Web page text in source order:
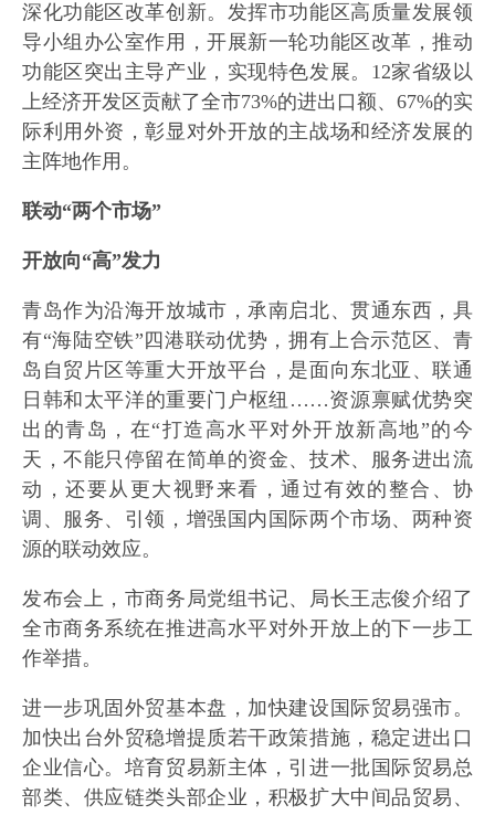
深化功能区改革创新。发挥市功能区高质量发展领
导小组办公室作用，开展新一轮功能区改革，推动
功能区突出主导产业，实现特色发展。12家省级以
上经济开发区贡献了全市73%的进出口额、67%的实
际利用外资，彰显对外开放的主战场和经济发展的
主阵地作用。
联动“两个市场”
开放向“高”发力
青岛作为沿海开放城市，承南启北、贯通东西，具
有“海陆空铁”四港联动优势，拥有上合示范区、青
岛自贸片区等重大开放平台，是面向东北亚、联通
日韩和太平洋的重要门户枢纽……资源禀赋优势突
出的青岛，在“打造高水平对外开放新高地”的今
天，不能只停留在简单的资金、技术、服务进出流
动，还要从更大视野来看，通过有效的整合、协
调、服务、引领，增强国内国际两个市场、两种资
源的联动效应。
发布会上，市商务局党组书记、局长王志俊介绍了
全市商务系统在推进高水平对外开放上的下一步工
作举措。
进一步巩固外贸基本盘，加快建设国际贸易强市。
加快出台外贸稳增提质若干政策措施，稳定进出口
企业信心。培育贸易新主体，引进一批国际贸易总
部类、供应链类头部企业，积极扩大中间品贸易、